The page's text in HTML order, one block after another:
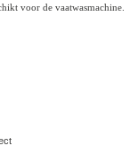
voor de vaatwasmachine.